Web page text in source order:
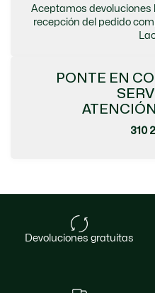
Aceptamos devoluciones
recepción del pedido
PONTE EN
310
devoluciones gratuitas